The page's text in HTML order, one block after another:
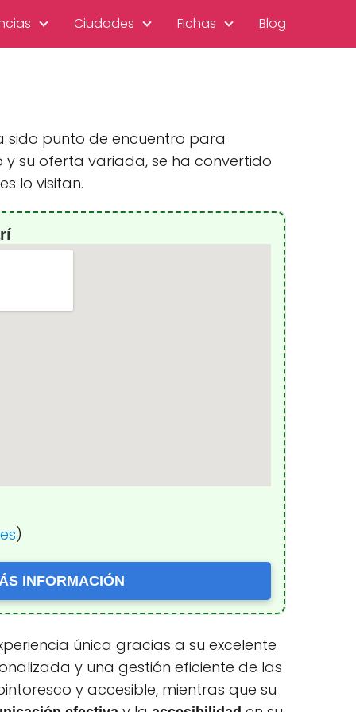
Ciudades Fichas Blog
sido punto de encuentro para
su oferta variada, se ha convertido
lo visitan.
)
INFORMACIÓN
única gracias a su excelente
y una gestión eficiente de las
y accesible, mientras que su